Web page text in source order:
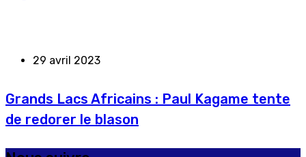
29 avril 2023
Grands Lacs Africains : Paul Kagame tente
de redorer le blason